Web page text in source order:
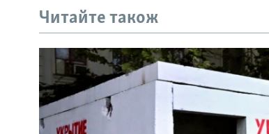
Читайте також